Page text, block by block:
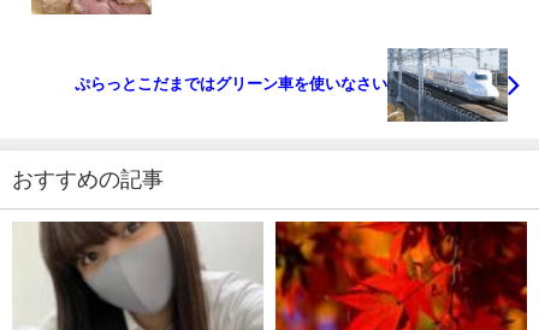
ぷらっとこだまではグリーン車を使いなさい
おすすめの記事